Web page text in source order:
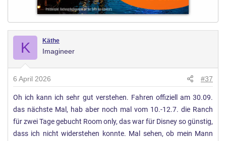
K Käthe
Imagineer
6 April 2026 #37
Oh ich kann ich sehr gut verstehen. Fahren offiziell am 30.09.
das nächste Mal, hab aber noch mal vom 10.-12.7. die Ranch
für zwei Tage gebucht Room only, das war für Disney so günstig,
dass ich nicht widerstehen konnte. Mal sehen, ob mein Mann